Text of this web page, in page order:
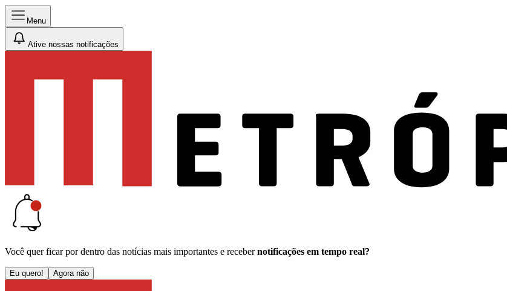
Menu
Ative nossas notificações
Você quer ficar por dentro das notícias mais importantes e receber notificações em tempo real?
Eu quero! Agora não